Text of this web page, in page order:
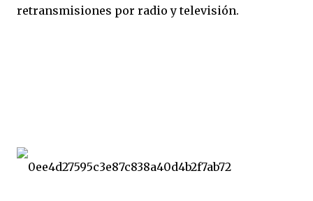
retransmisiones por radio y televisión.